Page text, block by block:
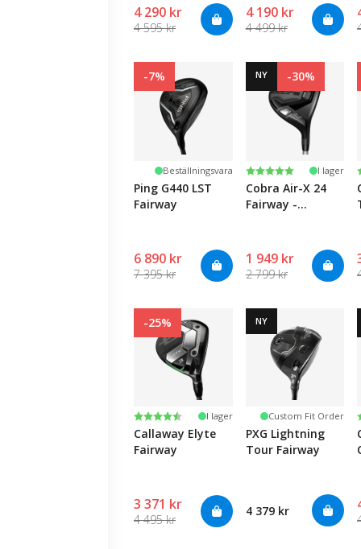
4 290 kr
4 595 kr
4 190 kr
4 499 kr
-7%
Beställningsvara
Ping G440 LST
Fairway
6 890 kr
7 395 kr
NY -30%
Betyg:
5.0 utav 5 stjärnor
I lager
Cobra Air-X 24
Fairway -
1 949 kr
2 799 kr
-25%
Betyg:
4.5 utav 5 stjärnor
I lager
Callaway Elyte
Fairway
3 371 kr
4 495 kr
NY
Custom Fit Order
PXG Lightning
Tour Fairway
4 379 kr